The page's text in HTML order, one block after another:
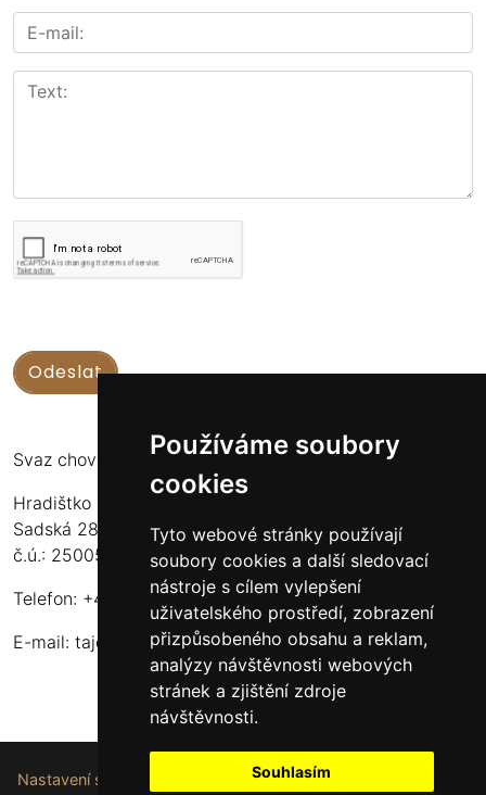
Používáme soubory
cookies
Tyto webové stránky používají
soubory cookies a další sledovací
nástroje s cílem vylepšení
uživatelského prostředí, zobrazení
přizpůsobeného obsahu a reklam,
analýzy návštěvnosti webových
stránek a zjištění zdroje
návštěvnosti.
Souhlasím
Svaz chovatelů koní Kinských
Hradištko u Sadské 126
Sadská 289 12
č.ú.: 2500556717/2010
Telefon: +420 724 135 536
E-mail: tajemnik@schkk.cz
Nastavení souborů cookie